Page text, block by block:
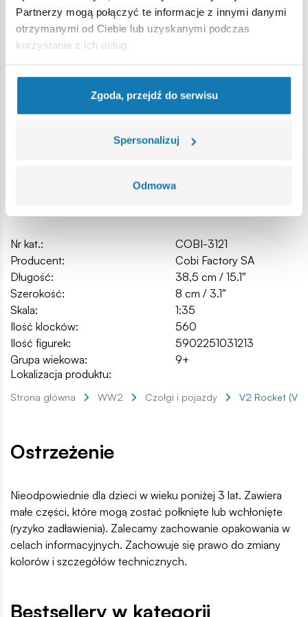
Partnerzy mogą połączyć te informacje z innymi danymi
otrzymanymi od Ciebie lub uzyskanymi podczas
korzystania z ich usług.
Zgoda, przejdź do serwisu
Spersonalizuj
Odmowa
spełniają normy bezpieczeństwa dotyczące produktów
dla dzieci,
w pełni kompatybilne z innymi markami klocków
zastosowano tylko trwałe nadruki bez użycia naklejek,
czytelna i intuicyjna instrukcja oparta na rysunkach i
wymiary modelu (dł x wys): 38,5 cm (15.1”) x 8 cm (3.1”)
Nr kat.:
COBI-3121
Producent:
Cobi Factory SA
Długość:
38,5 cm / 15.1″
Szerokość:
8 cm / 3.1″
Skala:
1:35
Ilość klocków:
560
Ilość figurek:
5902251031213
Grupa wiekowa:
9+
Lokalizacja produktu:
Strona główna WW2 Czołgi i pojazdy V2 Rocket
Ostrzeżenie
Nieodpowiednie dla dzieci w wieku poniżej 3 lat. Zawiera
małe części, które mogą zostać połknięte lub wchłonięte
(ryzyko zadławienia). Zalecamy zachowanie opakowania w
celach informacyjnych. Zachowuje się prawo do zmiany
kolorów i szczegółów technicznych.
Bestsellery w kategorii